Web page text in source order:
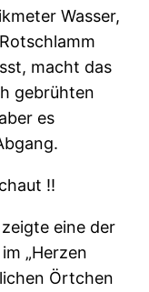
Wasser,
macht das
gebrühten
es
‼
eine der
„Herzen
Örtchen